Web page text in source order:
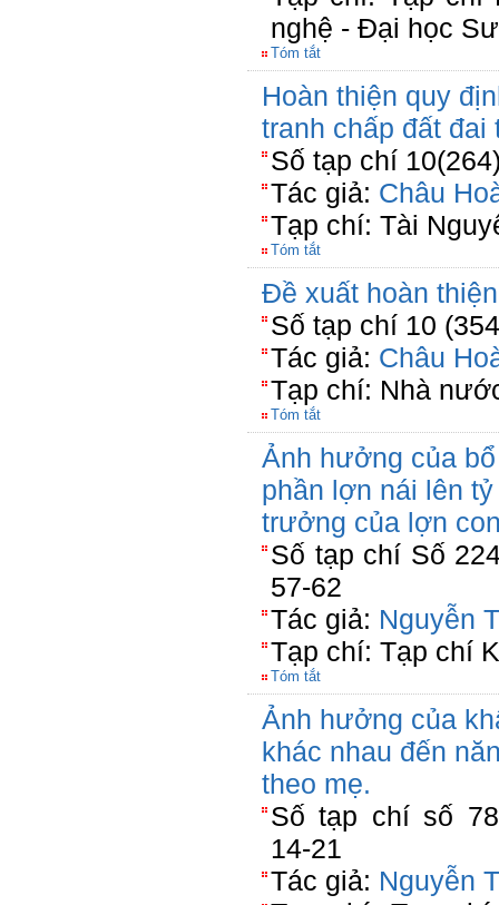
nghệ - Đại học
Tóm tắt
Hoàn thiện quy
tranh chấp đất đai
Số tạp chí
Tác giả: Châu
Tạp chí: Tài
Tóm tắt
Đề xuất hoàn
Số tạp chí 10
Tác giả: Châu
Tạp chí: Nhà
Tóm tắt
Ảnh hưởng của
phần lợn nái lên
trưởng của lợn
Số tạp chí Số
57-62
Tác giả: Nguyễn
Tạp chí: Tạp chí
Tóm tắt
Ảnh hưởng của
khác nhau đến
theo mẹ.
Số tạp chí số
14-21
Tác giả: Nguyễn